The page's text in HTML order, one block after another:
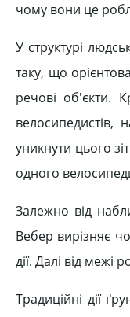
чому вони це
У структурі
таку, що
речові об'єкти.
уникнути цього
одного
Залежно від
Вебер вирізняє
дії. Далі від межі
Традиційні дії